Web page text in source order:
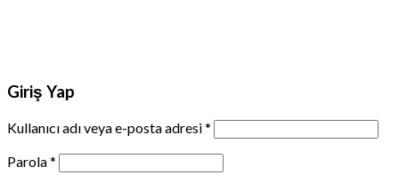
Giriş Yap
Kullanıcı adı veya e-posta adresi*
Parola*